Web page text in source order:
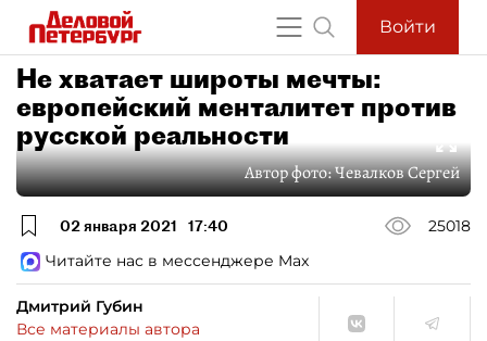
Войти
Не хватает широты мечты:
европейский менталитет против
русской реальности
Автор фото:Чевалков Сергей
02 января 2021 17:40
25018
Читайте нас в мессенджере Max
Дмитрий Губин
Все материалы автора